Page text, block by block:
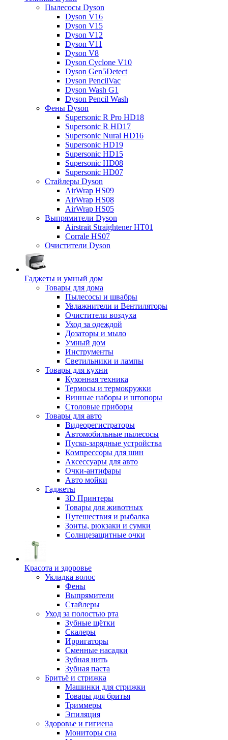
Пылесосы Dyson
Dyson V16
Dyson V15
Dyson V12
Dyson V11
Dyson V8
Dyson Cyclone V10
Dyson Gen5Detect
Dyson PencilVac
Dyson Wash G1
Dyson Pencil Wash
Фены Dyson
Supersonic R Pro HD18
Supersonic R HD17
Supersonic Nural HD16
Supersonic HD19
Supersonic HD15
Supersonic HD08
Supersonic HD07
Стайлеры Dyson
AirWrap HS09
AirWrap HS08
AirWrap HS05
Выпрямители Dyson
Airstrait Straightener HT01
Corrale HS07
Очистители Dyson
Гаджеты и умный дом
Товары для дома
Пылесосы и швабры
Увлажнители и Вентиляторы
Очистители воздуха
Уход за одеждой
Дозаторы и мыло
Умный дом
Инструменты
Светильники и лампы
Товары для кухни
Кухонная техника
Термосы и термокружки
Винные наборы и штопоры
Столовые приборы
Товары для авто
Видеорегистраторы
Автомобильные пылесосы
Пуско-зарядные устройства
Компрессоры для шин
Аксессуары для авто
Очки-антифары
Авто мойки
Гаджеты
3D Принтеры
Товары для животных
Путешествия и рыбалка
Зонты, рюкзаки и сумки
Солнцезащитные очки
Красота и здоровье
Укладка волос
Фены
Выпрямители
Стайлеры
Уход за полостью рта
Зубные щётки
Скалеры
Ирригаторы
Сменные насадки
Зубная нить
Зубная паста
Бритьё и стрижка
Машинки для стрижки
Товары для бритья
Триммеры
Эпиляция
Здоровье и гигиена
Мониторы сна